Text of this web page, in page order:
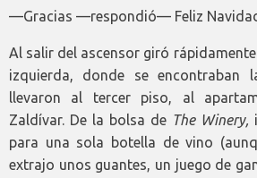
—Gracias —respondió— Feliz
Al salir del ascensor giró
izquierda, donde se encontraban
llevaron al tercer piso, al
Zaldívar. De la bolsa de The Winery,
para una sola botella de vino
extrajo unos guantes, un juego de